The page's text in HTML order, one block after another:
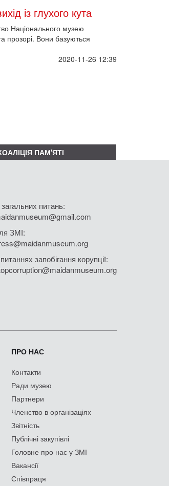
із глухого кута
Національного музею
прозорі. Вони базуються
2020-11-26 12:39
ПАМ'ЯТІ
загальних питань:
ЗМІ:
запобігання корупції:
ПРО НАС
Контакти
Ради музею
Партнери
Членство в організаціях
Звітність
Публічні закупівлі
Головне про нас у ЗМІ
Вакансії
Співпраця